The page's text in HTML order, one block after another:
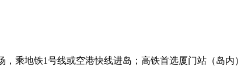
，乘地铁1号线或空港快线进岛；高铁首选厦门站（岛内）